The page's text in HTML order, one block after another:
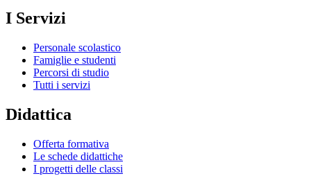
I Servizi
Personale scolastico
Famiglie e studenti
Percorsi di studio
Tutti i servizi
Didattica
Offerta formativa
Le schede didattiche
I progetti delle classi